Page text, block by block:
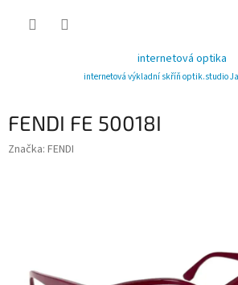
internetová optika
internetová výkladní skříň optik.studio
FENDI FE 50018I
Značka: FENDI